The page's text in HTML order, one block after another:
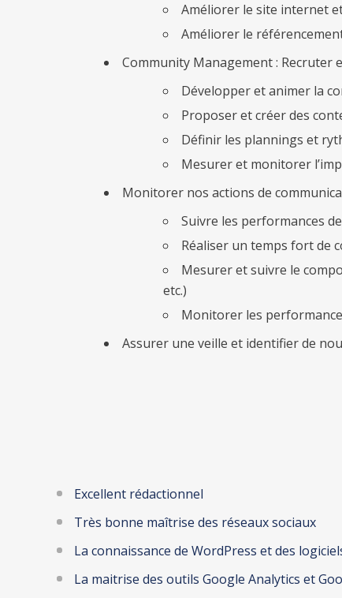
Améliorer le site internet
Améliorer le
Community Management : Recruter
Développer et animer la
Proposer et créer des
Définir les plannings et
Mesurer et monitorer
Monitorer nos actions de
Suivre les performances
Réaliser un temps fort de
Mesurer et suivre le
etc.)
Monitorer les
Assurer une veille et identifier de
Excellent rédactionnel
Très bonne maîtrise des réseaux sociaux
La connaissance de WordPress et des
La maitrise des outils Google Analytics et